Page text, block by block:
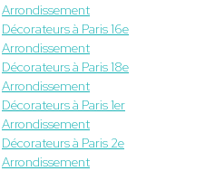
Arrondissement
Décorateurs à Paris 16e
Arrondissement
Décorateurs à Paris 18e
Arrondissement
Décorateurs à Paris 1er
Arrondissement
Décorateurs à Paris 2e
Arrondissement